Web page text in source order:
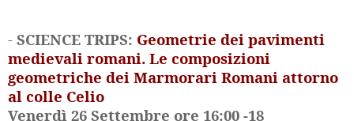
- SCIENCE TRIPS: Geometrie dei pavimenti
medievali romani. Le composizioni
geometriche dei Marmorari Romani attorno
al colle Celio
Venerdì 26 Settembre ore 16:00 -18